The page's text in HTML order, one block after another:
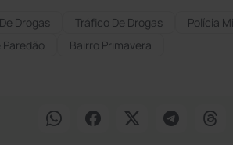
Drogas Tráfico De Drogas
Polícia
Paredão Bairro Primavera